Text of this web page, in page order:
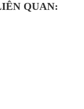
QUAN: